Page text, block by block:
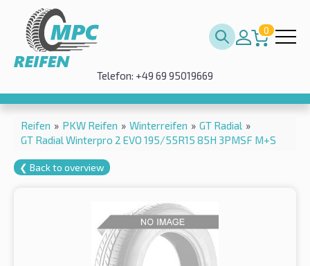
0
Telefon: +49 69 95019669
Reifen » PKW Reifen » Winterreifen » GT Radial »
GT Radial Winterpro 2 EVO 195/55R15 85H 3PMSF M+S
❮ Back to overview